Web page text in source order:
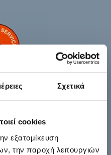
Σχετικά
cookies
εξατομίκευση
την παροχή λειτουργιών
- ΕΝΟΙΚΙΑΣΕΙΣ